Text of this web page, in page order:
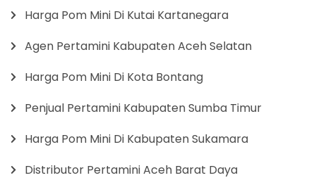
Harga Pom Mini Di Kutai Kartanegara
Agen Pertamini Kabupaten Aceh Selatan
Harga Pom Mini Di Kota Bontang
Penjual Pertamini Kabupaten Sumba Timur
Harga Pom Mini Di Kabupaten Sukamara
Distributor Pertamini Aceh Barat Daya